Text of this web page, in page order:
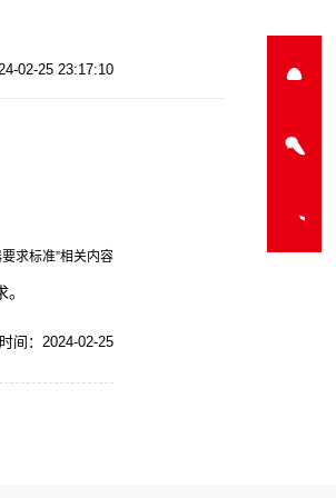
02-25 23:17:10
求标准”相关内容
间：2024-02-25